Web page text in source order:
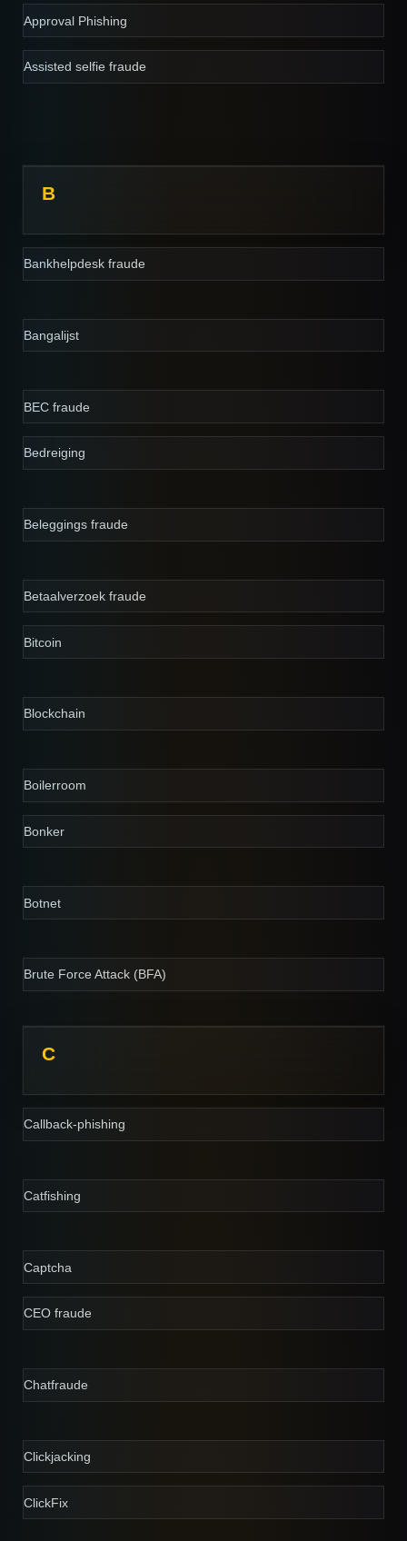
Approval Phishing
Assisted selfie fraude
B
Bankhelpdesk fraude
Bangalijst
BEC fraude
Bedreiging
Beleggings fraude
Betaalverzoek fraude
Bitcoin
Blockchain
Boilerroom
Bonker
Botnet
Brute Force Attack (BFA)
C
Callback-phishing
Catfishing
Captcha
CEO fraude
Chatfraude
Clickjacking
ClickFix